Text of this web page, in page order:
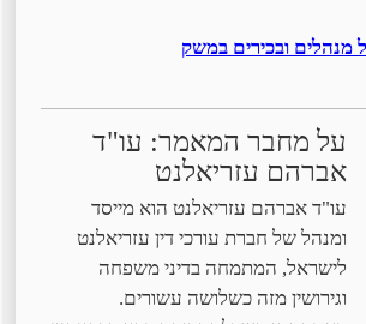
מנהלים ובכירים במשק
על מחבר המאמר: עו"ד
אברהם עזריאלנט
עו"ד אברהם עזריאלנט הוא מייסד
ומנהל של חברת עורכי דין עזריאלנט
לישראל, המתמחה בדיני משפחה
וגירושין מזה כשלושה עשורים.